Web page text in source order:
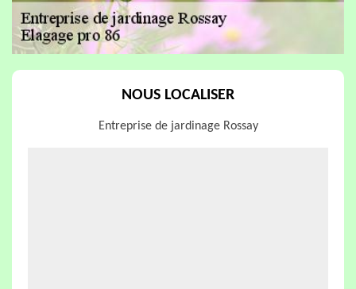
NOUS LOCALISER
Entreprise de jardinage Rossay